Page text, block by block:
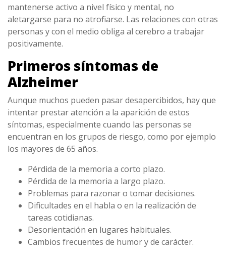
mantenerse activo a nivel físico y mental, no
aletargarse para no atrofiarse. Las relaciones con otras
personas y con el medio obliga al cerebro a trabajar
positivamente.
Primeros síntomas de
Alzheimer
Aunque muchos pueden pasar desapercibidos, hay que
intentar prestar atención a la aparición de estos
síntomas, especialmente cuando las personas se
encuentran en los grupos de riesgo, como por ejemplo
los mayores de 65 años.
Pérdida de la memoria a corto plazo.
Pérdida de la memoria a largo plazo.
Problemas para razonar o tomar decisiones.
Dificultades en el habla o en la realización de
tareas cotidianas.
Desorientación en lugares habituales.
Cambios frecuentes de humor y de carácter.